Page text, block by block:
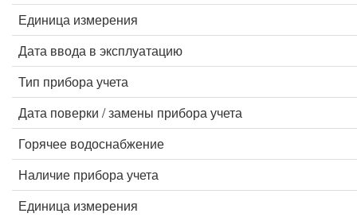
Единица измерения
Дата ввода в эксплуатацию
Тип прибора учета
Дата поверки / замены прибора учета
Горячее водоснабжение
Наличие прибора учета
Единица измерения